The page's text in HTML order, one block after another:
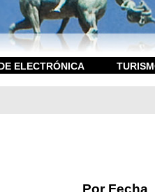
ELECTRÓNICA
Por Fecha